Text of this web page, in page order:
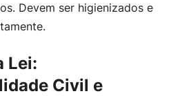
Devem ser higienizados e
Lei:
Civil e